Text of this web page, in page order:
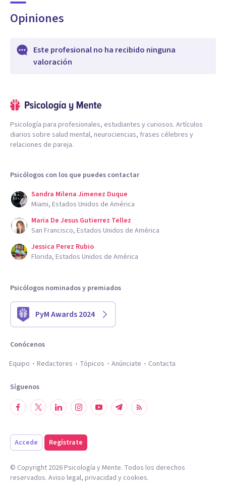
Opiniones
Este profesional no ha recibido ninguna
valoración
Psicología para profesionales, estudiantes y curiosos. Artículos
diarios sobre salud mental, neurociencias, frases célebres y
relaciones de pareja.
Psicólogos con los que puedes contactar
Sandra Milena Jimenez Duque
Miami, Estados Unidos de América
Maria De Jesus Gutierrez Tellez
San Francisco, Estados Unidos de América
Jessica Perez Rubio
Florida, Estados Unidos de América
Psicólogos nominados y premiados
PyM Awards 2024
Conócenos
Equipo
Redactores Tópicos Anúnciate Contacta
Síguenos
Accede Regístrate
© Copyright 2026Psicología y Mente. Todos los derechos
reservados. Aviso legal, privacidad y cookies.